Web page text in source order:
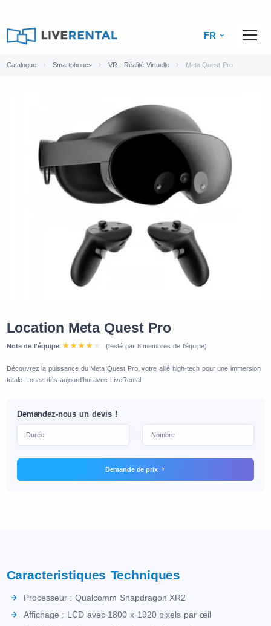
FR
Catalogue Smartphones VR - Réalité Virtuelle Meta Quest Pro
Location Meta Quest Pro
Note de l'équipe (testé par 8 membres de l'équipe)
Découvrez la puissance du Meta Quest Pro, votre allié high-tech pour une immersion
totale. Louez dès aujourd'hui avec LiveRental!
Demandez-nous un devis !
Demande de prix
Caracteristiques Techniques
Processeur : Qualcomm Snapdragon XR2
Affichage : LCD avec 1800 x 1920 pixels par œil